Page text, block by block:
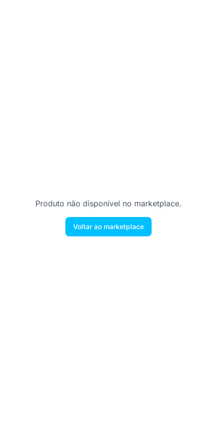
Produto não disponível no marketplace.
Voltar ao marketplace